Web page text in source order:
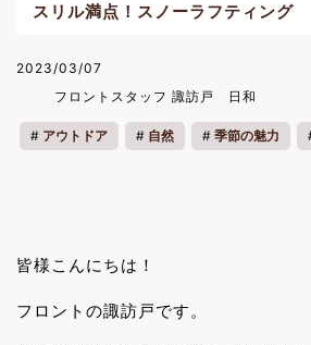
スリル満点！スノーラフティング
2023/03/07
フロントスタッフ 諏訪戸 日和
アウトドア 自然 季節の魅力
皆様こんにちは！
フロントの諏訪戸です。